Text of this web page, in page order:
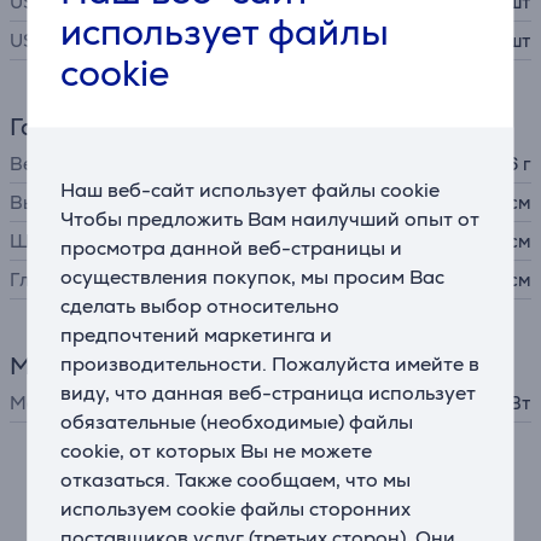
использует файлы
cookie
Наш веб-сайт использует файлы cookie
Чтобы предложить Вам наилучший опыт от
просмотра данной веб-страницы и
осуществления покупок, мы просим Вас
сделать выбор относительно
предпочтений маркетинга и
производительности. Пожалуйста имейте в
виду, что данная веб-страница использует
обязательные (необходимые) файлы
cookie, от которых Вы не можете
отказаться. Также сообщаем, что мы
используем cookie файлы сторонних
USB-C
2 шт
Габариты
Вес
486 г
Высота
15,3 см
Ширина
6,66 см
Глубина
3,05 см
Мощность
Мощность 130 Вт
Описание